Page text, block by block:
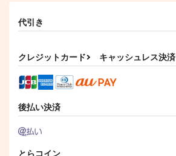
after
猫っかぶり
787円（税込）
ヴィクトル×勝生勇利
ゆーき★電球
865円
ヴィクトル×勝生勇利
サンプル
代引き
クレジットカード キャッシュレス決済
後払い決済
とらコイン